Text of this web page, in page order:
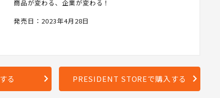
商品が変わる、企業が変わる！
発売日：2023年4月28日
る PRESIDENT STOREで購入する